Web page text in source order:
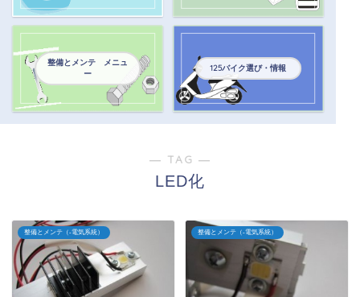
整備とメンテ メニュ
ー
125バイク選び・情報
― TAG ―
LED化
整備とメンテ（-電気系統） 整備とメンテ（-電気系統）